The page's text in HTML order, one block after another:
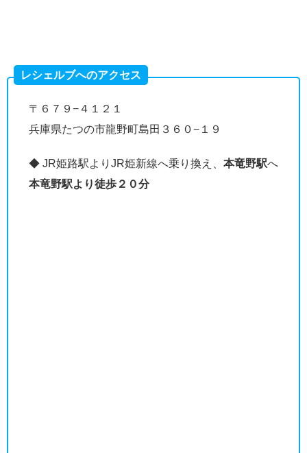
レシェルブへのアクセス
〒６７９−４１２１
兵庫県たつの市龍野町島田３６０−１９
◆ JR姫路駅よりJR姫新線へ乗り換え、 本竜野駅へ
本竜野駅より徒歩２０分